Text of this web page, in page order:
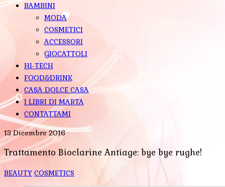
BAMBINI
MODA
COSMETICI
ACCESSORI
GIOCATTOLI
HI-TECH
FOOD&DRINK
CASA DOLCE CASA
I LIBRI DI MARTA
CONTATTAMI
13 Dicembre 2016
Trattamento Bioclarine Antiage: bye bye rughe!
BEAUTY COSMETICS